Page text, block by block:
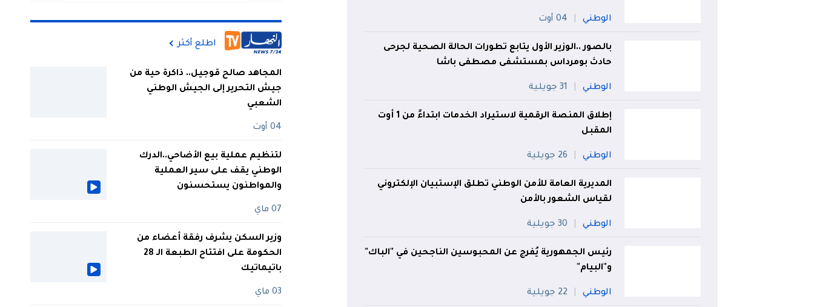
الوطني 04 أوت
بالصور ..الوزير الأول يتابع تطورات الحالة الصحية لجرحى
حادث بومرداس بمستشفى مصطفى باشا
الوطني 31 جويلية
إطلاق المنصة الرقمية لاستيراد الخدمات ابتداءً من 1 أوت
المقبل
الوطني 26 جويلية
المديرية العامة للأمن الوطني تطلق الإستبيان الإلكتروني
لقياس الشعور بالأمن
الوطني 30 جويلية
رئيس الجمهورية يُفرج عن المحبوسين الناجحين في "الباك"
و"البيام"
الوطني 22 جويلية
اطلع أكثر
المجاهد صالح قوجيل.. ذاكرة حية من
جيش التحرير إلى الجيش الوطني
الشعبي
04 أوت
لتنظيم عملية بيع الأضاحي..الدرك
الوطني يقف على سير العملية
والمواطنون يستحسنون
07 ماي
وزير السكن يشرف رفقة أعضاء من
الحكومة على افتتاح الطبعة الـ 28
باتيماتيك
03 ماي